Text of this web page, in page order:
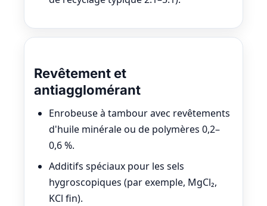
Revêtement et
antiagglomérant
Enrobeuse à tambour avec revêtements
d'huile minérale ou de polymères 0,2–
0,6 %.
Additifs spéciaux pour les sels
hygroscopiques (par exemple, MgCl₂,
KCl fin).